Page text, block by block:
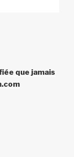
que jamais